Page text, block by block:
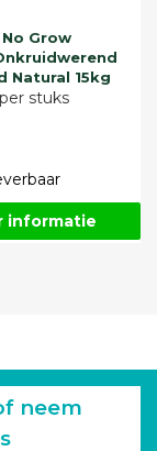
Grow
Natural 15kg
per stuks
informatie
neem